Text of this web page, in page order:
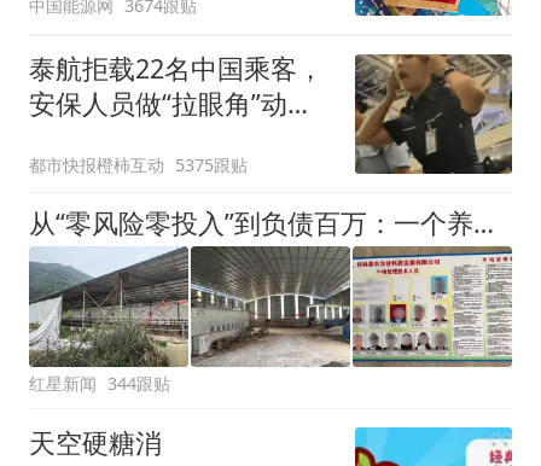
中国能源网 3674跟贴
泰航拒载22名中国乘客，
安保人员做“拉眼角”动
拒绝登机决定由航司作
出；亲历者：曾承诺免费
改签但没兑现
都市快报橙柿互动 5375跟贴
从“零风险零投入”到负债百万：一个养牛项目崩盘后，谁该为农户的贷款买单丨红星调查
红星新闻 344跟贴
天空硬糖消